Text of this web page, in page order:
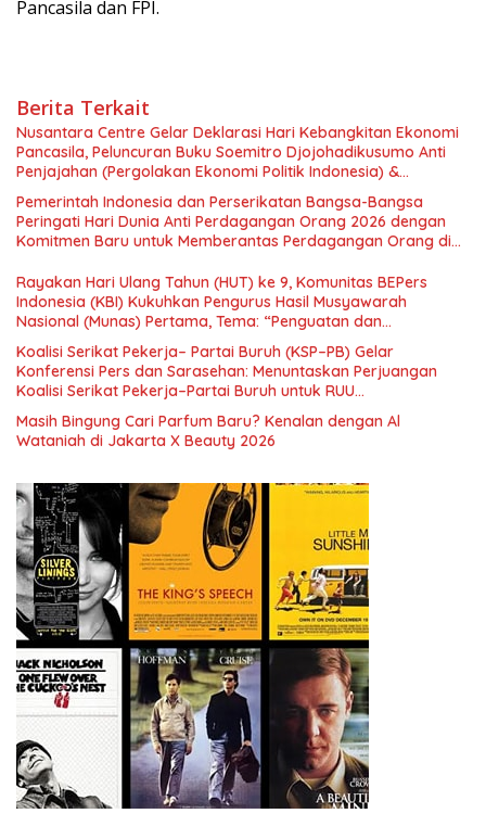
Pancasila dan FPI.
Berita Terkait
Nusantara Centre Gelar Deklarasi Hari Kebangkitan Ekonomi
Pancasila, Peluncuran Buku Soemitro Djojohadikusumo Anti
Penjajahan (Pergolakan Ekonomi Politik Indonesia) &
Simposium Nasional “Urgensi Undang-Undang Perekonomian
Nasional dan Kesejahteraan Sosial dalam Menata Bangsa
Menuju Indonesia Emas 2045”,
Pemerintah Indonesia dan Perserikatan Bangsa-Bangsa
Peringati Hari Dunia Anti Perdagangan Orang 2026 dengan
Komitmen Baru untuk Memberantas Perdagangan Orang di
Rayakan Hari Ulang Tahun (HUT) ke 9, Komunitas BEPers
Indonesia (KBI) Kukuhkan Pengurus Hasil Musyawarah
Nasional (Munas) Pertama, Tema: “Penguatan dan
Pengembangan Organisasi KBI yang Berbasis Riset di seluruh
Indonesia dan Mancanegara”.
Koalisi Serikat Pekerja– Partai Buruh (KSP–PB) Gelar
Konferensi Pers dan Sarasehan: Menuntaskan Perjuangan
Koalisi Serikat Pekerja–Partai Buruh untuk RUU
Ketenagakerjaan Baru.
Masih Bingung Cari Parfum Baru? Kenalan dengan Al
Wataniah di Jakarta X Beauty 2026